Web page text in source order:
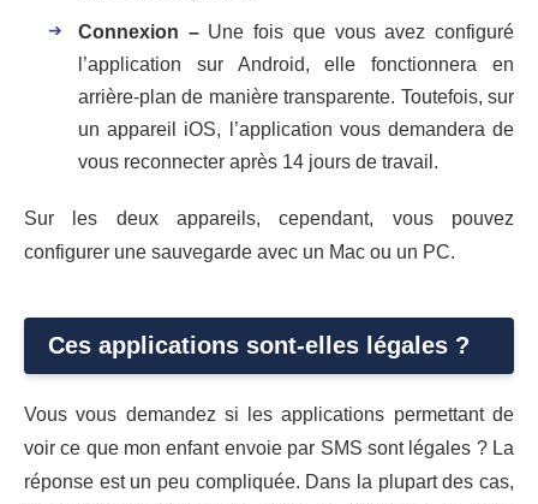
Connexion – Une fois que vous avez configuré
l’application sur Android, elle fonctionnera en
arrière-plan de manière transparente. Toutefois, sur
un appareil iOS, l’application vous demandera de
vous reconnecter après 14 jours de travail.
Sur les deux appareils, cependant, vous pouvez
configurer une sauvegarde avec un Mac ou un PC.
Ces applications sont-elles légales ?
Vous vous demandez si les applications permettant de
voir ce que mon enfant envoie par SMS sont légales ? La
réponse est un peu compliquée. Dans la plupart des cas,